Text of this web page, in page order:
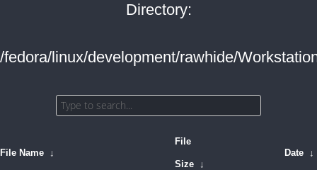
Directory:
/fedora/linux/development/rawhide/
File Name ↓
File
Size ↓
Date ↓